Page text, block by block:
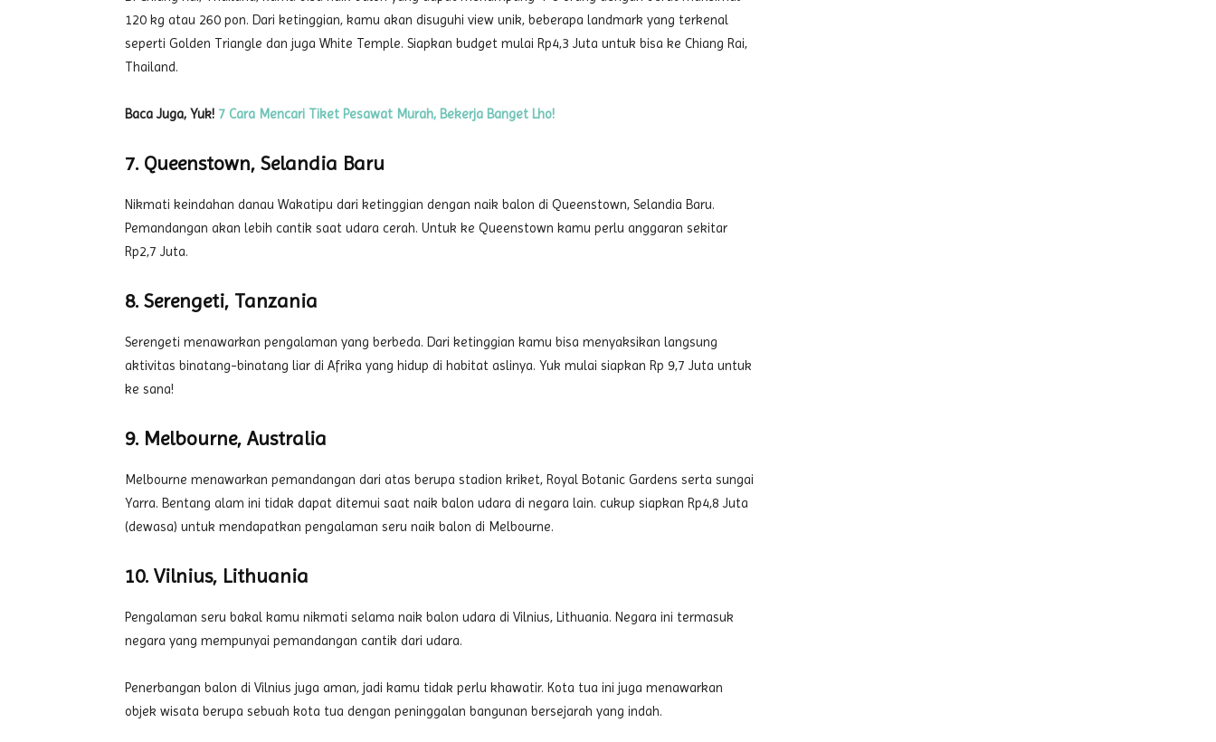
120 kg atau 260 pon. Dari ketinggian, kamu akan disuguhi view unik, beberapa landmark yang terkenal
seperti Golden Triangle dan juga White Temple. Siapkan budget mulai Rp4,3 Juta untuk bisa ke Chiang Rai,
Thailand.
Baca Juga, Yuk! 7 Cara Mencari Tiket Pesawat Murah, Bekerja Banget Lho!
7. Queenstown, Selandia Baru
Nikmati keindahan danau Wakatipu dari ketinggian dengan naik balon di Queenstown, Selandia Baru.
Pemandangan akan lebih cantik saat udara cerah. Untuk ke Queenstown kamu perlu anggaran sekitar
Rp2,7 Juta.
8. Serengeti, Tanzania
Serengeti menawarkan pengalaman yang berbeda. Dari ketinggian kamu bisa menyaksikan langsung
aktivitas binatang-binatang liar di Afrika yang hidup di habitat aslinya. Yuk mulai siapkan Rp 9,7 Juta untuk
ke sana!
9. Melbourne, Australia
Melbourne menawarkan pemandangan dari atas berupa stadion kriket, Royal Botanic Gardens serta sungai
Yarra. Bentang alam ini tidak dapat ditemui saat naik balon udara di negara lain. cukup siapkan Rp4,8 Juta
(dewasa) untuk mendapatkan pengalaman seru naik balon di Melbourne.
10. Vilnius, Lithuania
Pengalaman seru bakal kamu nikmati selama naik balon udara di Vilnius, Lithuania. Negara ini termasuk
negara yang mempunyai pemandangan cantik dari udara.
Penerbangan balon di Vilnius juga aman, jadi kamu tidak perlu khawatir. Kota tua ini juga menawarkan
objek wisata berupa sebuah kota tua dengan peninggalan bangunan bersejarah yang indah.